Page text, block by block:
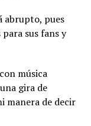
abrupto, pues
sus fans y
música
gira de
manera de decir